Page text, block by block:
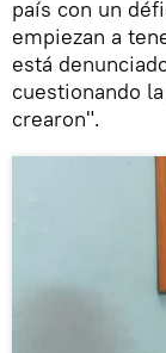
país con un
empiezan a
está
cuestionando
crearon".